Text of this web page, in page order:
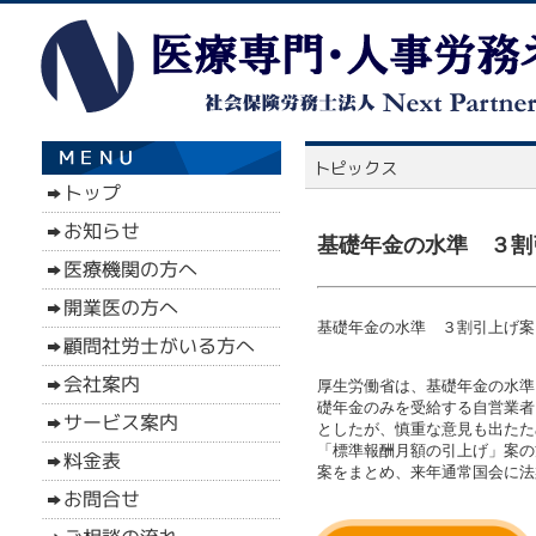
基礎年金の水準 ３割
基礎年金の水準 ３割引上げ案
厚生労働省は、基礎年金の水
礎年金のみを受給する自営業
としたが、慎重な意見も出た
「標準報酬月額の引上げ」案
案をまとめ、来年通常国会に